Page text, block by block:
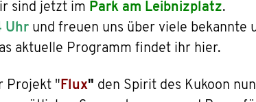
sind jetzt im Park am Leibnizplatz.
Uhr und freuen uns über viele bekannte
aktuelle Programm findet ihr hier.
Projekt "Flux" den Spirit des Kukoon